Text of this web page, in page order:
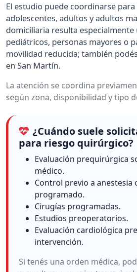
El estudio puede coordinarse para
adolescentes, adultos y adultos
domiciliaria resulta
pediátricos, personas mayores o
movilidad reducida; también
en San Martín.
La atención se coordina
según zona, disponibilidad y tipo
¿Cuándo suele
para riesgo quirúrgico?
Evaluación prequirúrgica
médico.
Control previo a anestesia
programado.
Cirugías programadas.
Estudios preoperatorios.
Evaluación cardiológica
intervención.
Si tenés una orden médica,